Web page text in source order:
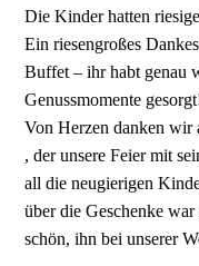
Die Kinder hatten
Ein riesengroßes
Buffet – ihr habt genau
Genussmomente
Von Herzen danken wir
, der unsere Feier mit
all die neugierigen
über die Geschenke
schön, ihn bei unserer